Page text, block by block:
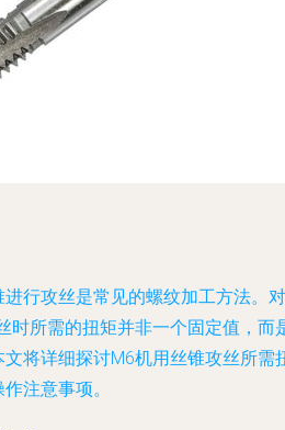
行攻丝是常见的螺纹加工方法。对
时所需的扭矩并非一个固定值，而
将详细探讨M6机用丝锥攻丝所需
注意事项。